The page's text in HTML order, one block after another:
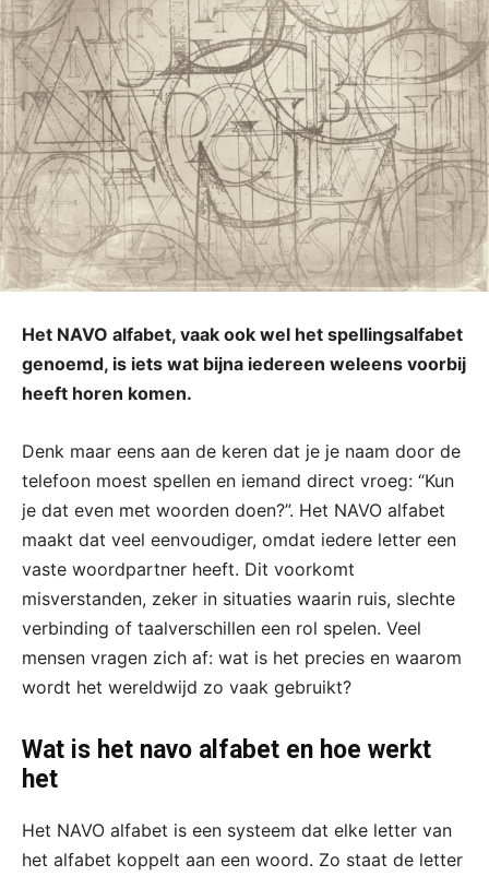
Het NAVO alfabet, vaak ook wel het spellingsalfabet
genoemd, is iets wat bijna iedereen weleens voorbij
heeft horen komen.
Denk maar eens aan de keren dat je je naam door de
telefoon moest spellen en iemand direct vroeg: “Kun
je dat even met woorden doen?”. Het NAVO alfabet
maakt dat veel eenvoudiger, omdat iedere letter een
vaste woordpartner heeft. Dit voorkomt
misverstanden, zeker in situaties waarin ruis, slechte
verbinding of taalverschillen een rol spelen. Veel
mensen vragen zich af: wat is het precies en waarom
wordt het wereldwijd zo vaak gebruikt?
Wat is het navo alfabet en hoe werkt
het
Het NAVO alfabet is een systeem dat elke letter van
het alfabet koppelt aan een woord. Zo staat de letter